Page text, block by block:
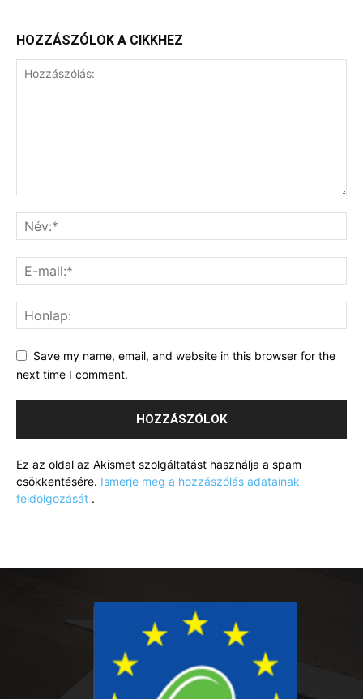
HOZZÁSZÓLOK A CIKKHEZ
Save my name, email, and website in this browser for the
next time I comment.
Ez az oldal az Akismet szolgáltatást használja a spam
csökkentésére. Ismerje meg a hozzászólás adatainak
feldolgozását .